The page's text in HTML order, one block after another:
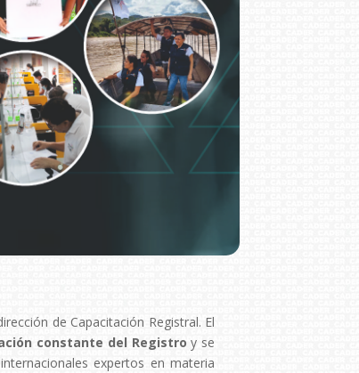
de Capacitación Registral. El
constante del Registro y se
expertos en materia